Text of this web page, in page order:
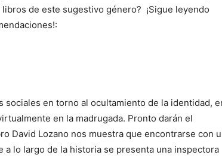
de este sugestivo género? ¡Sigue leyendo
sociales en torno al ocultamiento de la identidad,
en la madrugada. Pronto darán el
David Lozano nos muestra que encontrarse con
lo largo de la historia se presenta una inspectora